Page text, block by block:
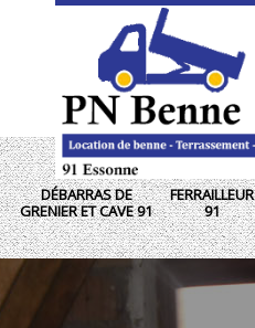
DÉBARRAS DE
GRENIER ET CAVE 91
FERRAILLEUR
91